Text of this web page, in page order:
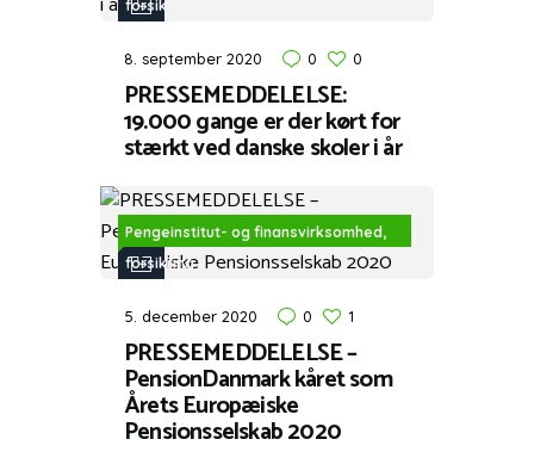
forsikring
8. september 2020 0 0
PRESSEMEDDELELSE:
19.000 gange er der kørt for
stærkt ved danske skoler i år
Pengeinstitut- og finansvirksomhed,
forsikring
5. december 2020 0 1
PRESSEMEDDELELSE –
PensionDanmark kåret som
Årets Europæiske
Pensionsselskab 2020